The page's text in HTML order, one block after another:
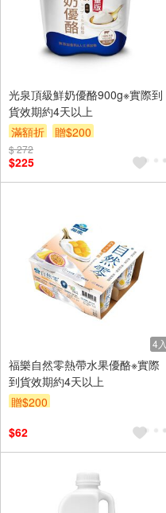
光泉頂級鮮奶優酪900g※實際到
貨效期約4天以上
滿額折
贈$200
$ 272
$225
4入
福樂自然零熱帶水果優酪※實際
到貨效期約4天以上
贈$200
$62